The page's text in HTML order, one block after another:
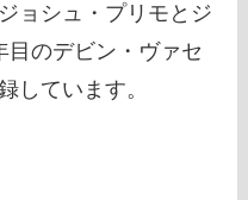
ョシュ・プリモとジ
目のデビン・ヴァセ
しています。